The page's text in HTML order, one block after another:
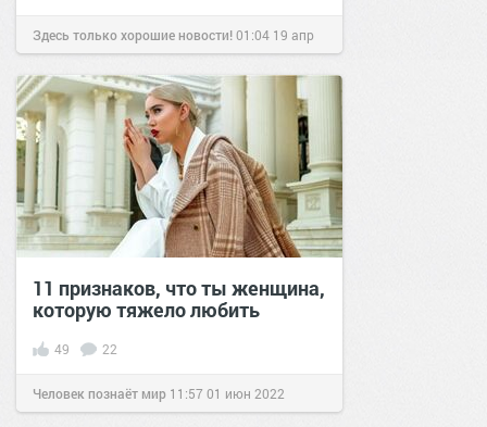
Здесь только хорошие новости!01:04 19 апр
2021
11 признаков, что ты женщина,
которую тяжело любить
49 22
Человек познаёт мир 11:57 01 июн 2022